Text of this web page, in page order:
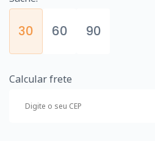
30 60 90
Calcular frete